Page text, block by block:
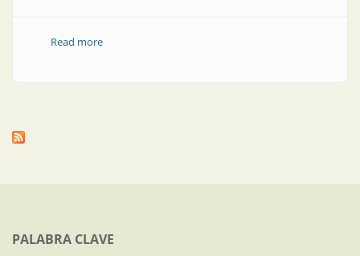
Read moreabout Soluciones para generar energía undimotriz
PALABRA CLAVE